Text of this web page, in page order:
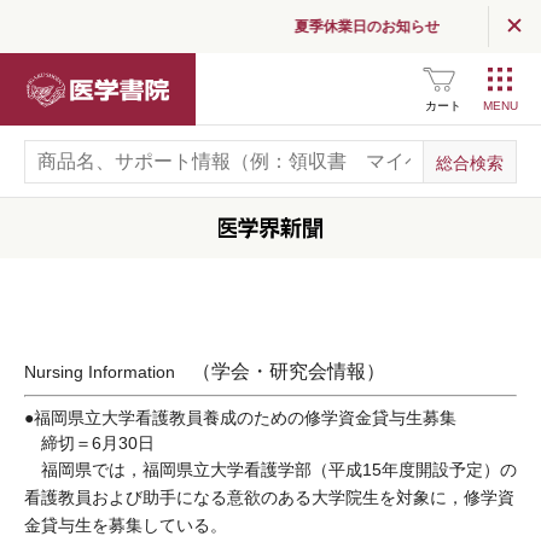
夏季休業日のお知らせ
カート
Nursing Information （学会・研究会情報）
●福岡県立大学看護教員養成のための修学資金貸与生募集
締切＝6月30日
福岡県では，福岡県立大学看護学部（平成15年度開設予定）の
看護教員および助手になる意欲のある大学院生を対象に，修学資
金貸与生を募集している。